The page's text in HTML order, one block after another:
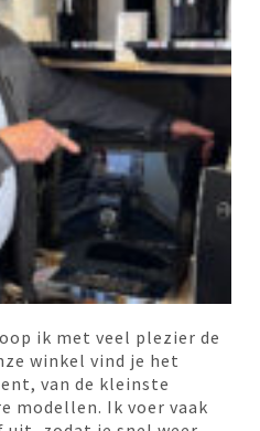
ik met veel plezier de
winkel vind je het
van de kleinste
modellen. Ik voer vaak